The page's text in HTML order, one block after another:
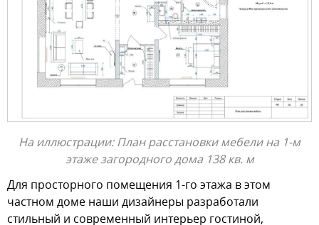
На иллюстрации: План расстановки мебели на 1-м
этаже загородного дома 138 кв. м
Для просторного помещения 1-го этажа в этом
частном доме наши дизайнеры разработали
стильный и современный интерьер гостиной,